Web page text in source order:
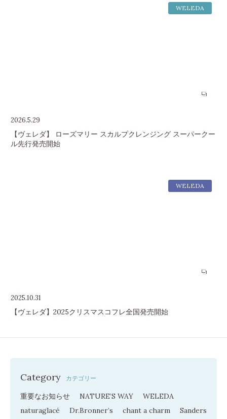
WELEDA
2026.5.29
【ヴェレダ】 ローズマリー スカルプクレンジング スーパークー
ル先行発売開始
WELEDA
2025.10.31
【ヴェレダ】2025クリスマスコフレ全国発売開始
Category カテゴリー
重要なお知らせ NATURE’S WAY
WELEDA
naturaglacé
Dr.Bronner’s chant a charm
Sanders